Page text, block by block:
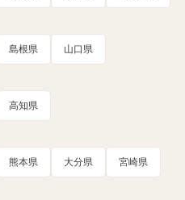
島根県 山口県
高知県
熊本県 大分県 宮崎県